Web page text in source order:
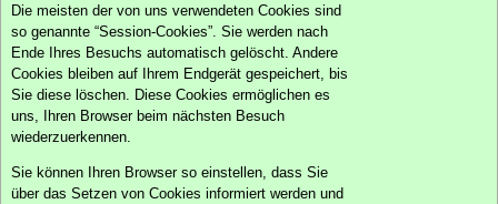
Die meisten der von uns verwendeten Cookies sind
so genannte “Session-Cookies”. Sie werden nach
Ende Ihres Besuchs automatisch gelöscht. Andere
Cookies bleiben auf Ihrem Endgerät gespeichert, bis
Sie diese löschen. Diese Cookies ermöglichen es
uns, Ihren Browser beim nächsten Besuch
wiederzuerkennen.
Sie können Ihren Browser so einstellen, dass Sie
über das Setzen von Cookies informiert werden und